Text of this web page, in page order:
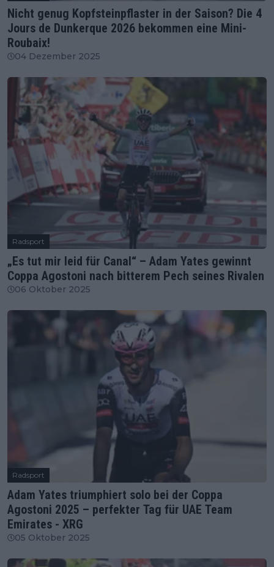
Nicht genug Kopfsteinpflaster in der Saison? Die 4
Jours de Dunkerque 2026 bekommen eine Mini-
Roubaix!
04 Dezember 2025
Radsport
„Es tut mir leid für Canal“ – Adam Yates gewinnt
Coppa Agostoni nach bitterem Pech seines Rivalen
06 Oktober 2025
Radsport
Adam Yates triumphiert solo bei der Coppa
Agostoni 2025 – perfekter Tag für UAE Team
Emirates - XRG
05 Oktober 2025